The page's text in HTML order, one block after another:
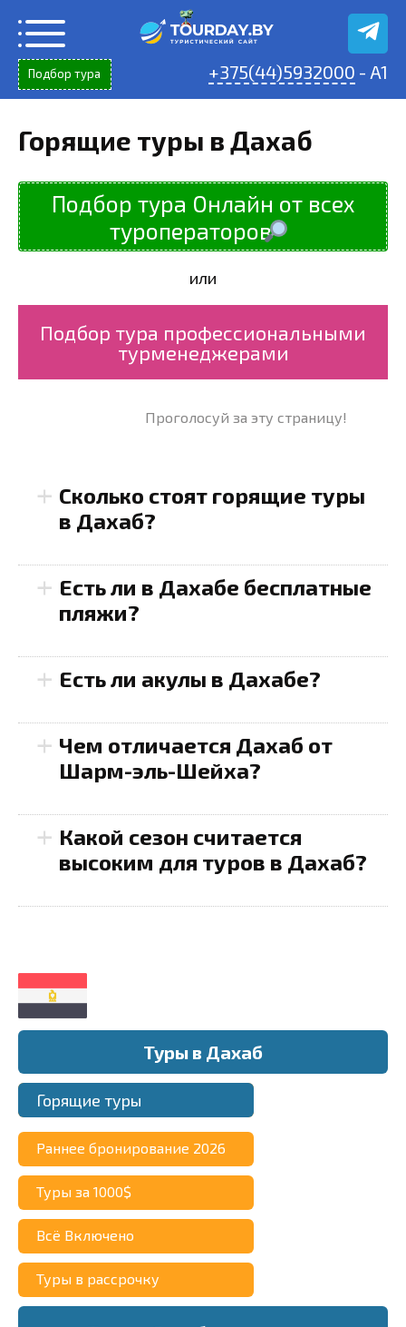
содержанию
Подбор тура +375(44)5932000 - A1
Туры в Дахаб
Горящие туры
Раннее бронирование 2026
Туры за 1000$
Всё Включено
Туры в рассрочку
Горящие туры в Дахаб
Подбор тура Онлайн от всех
туроператоров
или
Подбор тура профессиональными
турменеджерами
Проголосуй за эту страницу!
+ Сколько стоят горящие туры
в Дахаб?
500 до 800 долларов
+ Есть ли в Дахабе бесплатные
пляжи?
Blue Hole
2–5
+ Есть ли акулы в Дахабе?
+ Чем отличается Дахаб от
Шарм-эль-Шейха?
+ Какой сезон считается
высоким для туров в Дахаб?
20 до 25
градусов Цельсия